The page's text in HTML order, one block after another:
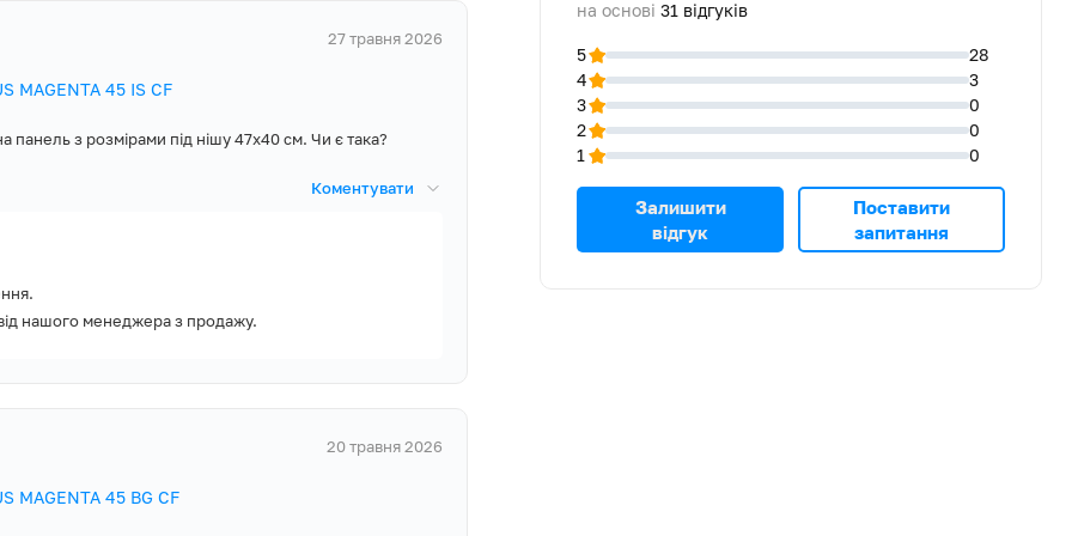
та
вже
чи
згасло полум'я
Тож безпека
Обирати вам,
жиклерів та
27 травня 2026
MAGENTA 45 IS CF
панель з розмірами під нішу 47х40 см. Чи є така?
Коментувати
нашого менеджера з продажу.
20 травня 2026
MAGENTA 45 BG CF
на основі 31 відгуків
5
28
4
3
3
0
2
0
1
0
Залишити
відгук
Поставити
запитання